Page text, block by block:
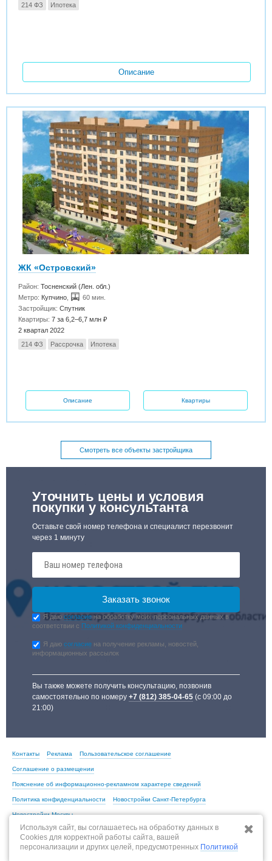
214 ФЗ
Ипотека
Описание
ЖК «Островский»
Район:Тосненский (Лен. обл.)
Метро: Купчино
60 мин.
Застройщик:Спутник
Квартиры:7 за 6,2–6,7 млн ₽
2 квартал 2022
214 ФЗ
Рассрочка Ипотека
Описание Квартиры
Смотреть все объекты застройщика
Уточнить цены и условия
покупки у консультанта
Оставьте свой номер телефона и специалист перезвонит
через 1 минуту
Я даюсогласие на обработку моих персональных данных в
соответствии с Политикой конфиденциальности
Я даюсогласие на получение рекламы, новостей,
информационных рассылок
Вы также можете получить консультацию, позвонив
самостоятельно по номеру+7 (812) 385-04-65 (с 09:00 до
21:00)
Контакты Реклама Пользовательское соглашение
Соглашение о размещении
Пояснение об информационно-рекламном характере сведений
Политика конфиденциальности Новостройки Санкт-Петербурга
Новостройки Москвы
По всем вопросам, связанным с актуальностью информации на портале,
Используя сайт, вы соглашаетесь на обработку данных в
Cookies для корректной работы сайта, вашей
персонализации и других целей, предусмотренных Политикой